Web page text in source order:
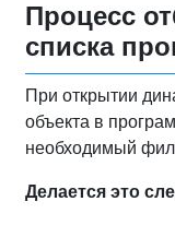
Процесс
списка
При открытии
объекта в
необходимый
Делается это